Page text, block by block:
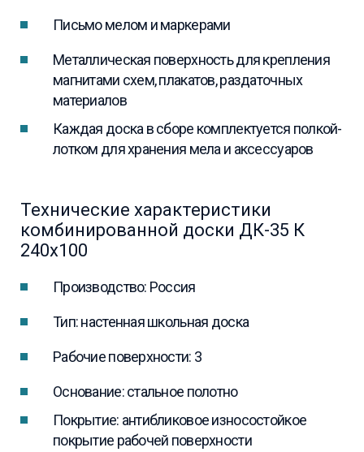
Письмо мелом и маркерами
Металлическая поверхность для крепления
магнитами схем, плакатов, раздаточных
материалов
Каждая доска в сборе комплектуется полкой-
лотком для хранения мела и аксессуаров
Технические характеристики
комбинированной доски ДК-35 К
240х100
Производство: Россия
Тип: настенная школьная доска
Рабочие поверхности: 3
Основание: стальное полотно
Покрытие: антибликовое износостойкое
покрытие рабочей поверхности